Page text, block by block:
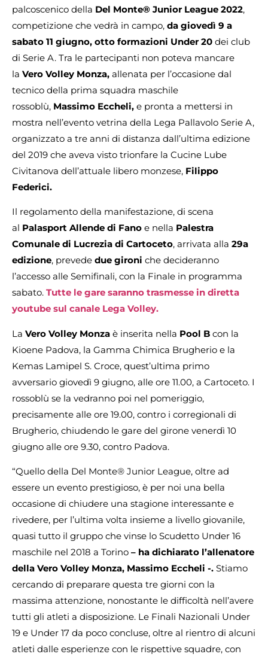
palcoscenico della Del Monte® Junior League 2022,
competizione che vedrà in campo, da giovedì 9 a
sabato 11 giugno, otto formazioni Under 20 dei club
di Serie A. Tra le partecipanti non poteva mancare
la Vero Volley Monza, allenata per l’occasione dal
tecnico della prima squadra maschile
rossoblù, Massimo Eccheli, e pronta a mettersi in
mostra nell’evento vetrina della Lega Pallavolo Serie A,
organizzato a tre anni di distanza dall’ultima edizione
del 2019 che aveva visto trionfare la Cucine Lube
Civitanova dell’attuale libero monzese, Filippo
Federici.
Il regolamento della manifestazione, di scena
al Palasport Allende di Fano e nella Palestra
Comunale di Lucrezia di Cartoceto, arrivata alla 29a
edizione, prevede due gironi che decideranno
l’accesso alle Semifinali, con la Finale in programma
sabato. Tutte le gare saranno trasmesse in diretta
youtube sul canale Lega Volley.
La Vero Volley Monza è inserita nella Pool B con la
Kioene Padova, la Gamma Chimica Brugherio e la
Kemas Lamipel S. Croce, quest’ultima primo
avversario giovedì 9 giugno, alle ore 11.00, a Cartoceto. I
rossoblù se la vedranno poi nel pomeriggio,
precisamente alle ore 19.00, contro i corregionali di
Brugherio, chiudendo le gare del girone venerdì 10
giugno alle ore 9.30, contro Padova.
“Quello della Del Monte® Junior League, oltre ad
essere un evento prestigioso, è per noi una bella
occasione di chiudere una stagione interessante e
rivedere, per l’ultima volta insieme a livello giovanile,
quasi tutto il gruppo che vinse lo Scudetto Under 16
maschile nel 2018 a Torino – ha dichiarato l’allenatore
della Vero Volley Monza, Massimo Eccheli -. Stiamo
cercando di preparare questa tre giorni con la
massima attenzione, nonostante le difficoltà nell’avere
tutti gli atleti a disposizione. Le Finali Nazionali Under
19 e Under 17 da poco concluse, oltre al rientro di alcuni
atleti dalle esperienze con le rispettive squadre, con